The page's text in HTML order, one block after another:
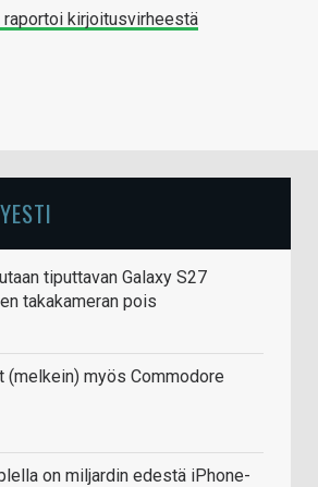
kirjoitusvirheestä
tiputtavan Galaxy S27
takakameran pois
(melkein) myös Commodore
on miljardin edestä iPhone-